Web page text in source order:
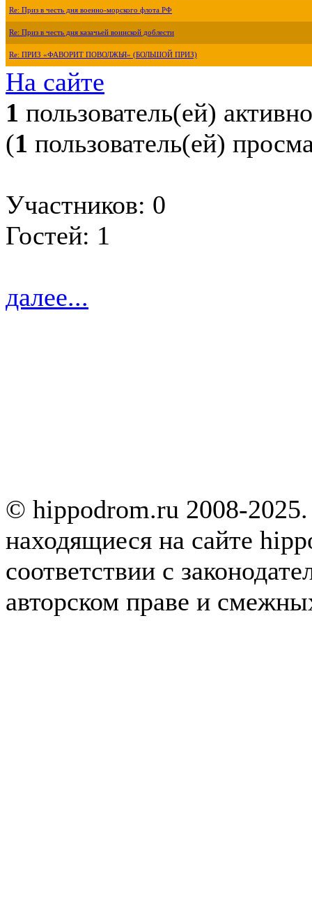
Re: Приз в честь дня военно-морского флота РФ
Re: Приз в честь дня казачьей воинской доблести
Re: ПРИЗ «ФАВОРИТ ПОВОЛЖЬЯ» (БОЛЬШОЙ ПРИЗ)
На сайте
1 пользователь(ей) активно
(1 пользователь(ей)
Участников: 0
Гостей: 1
далее...
© hippodrom.ru 2008-
находящиеся на сайте
соответствии с
авторском праве и